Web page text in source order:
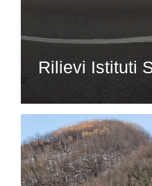
Rilievi Istituti